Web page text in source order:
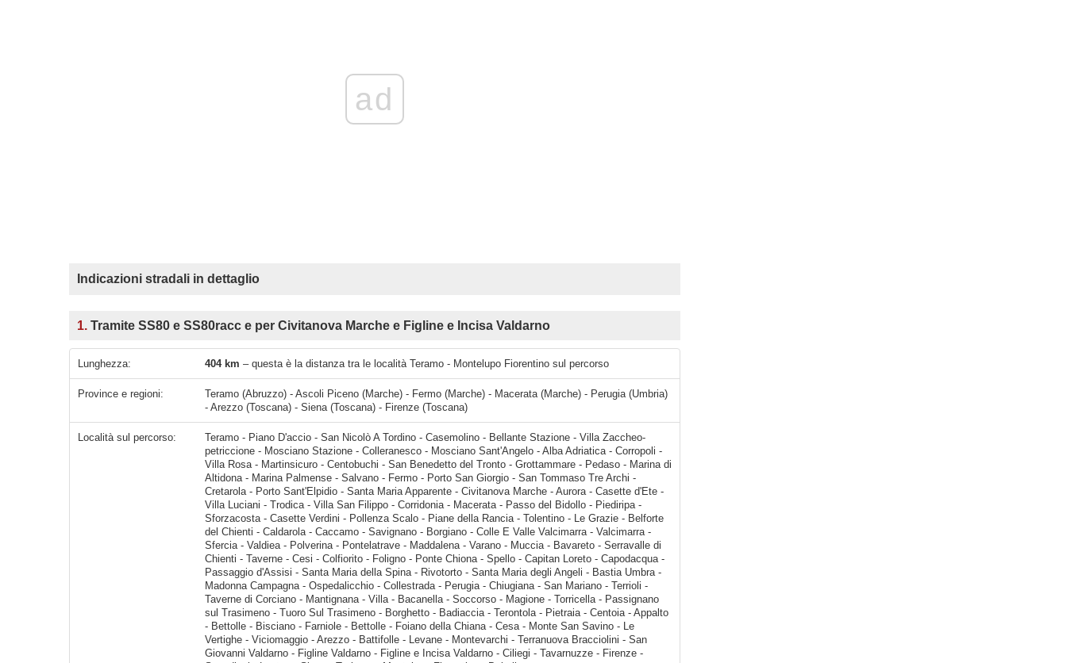
ad
Indicazioni stradali in dettaglio
1. Tramite SS80 e SS80racc e per Civitanova Marche e Figline e Incisa Valdarno
Lunghezza: 404 km – questa è la distanza tra le località Teramo - Montelupo Fiorentino sul percorso
Province e regioni:
Teramo (Abruzzo) - Ascoli Piceno (Marche) - Fermo (Marche) - Macerata (Marche) - Perugia (Umbria)
- Arezzo (Toscana) - Siena (Toscana) - Firenze (Toscana)
Località sul percorso: Teramo - Piano D'accio - San Nicolò A Tordino - Casemolino - Bellante Stazione - Villa Zaccheo-petriccione - Mosciano Stazione - Colleranesco - Mosciano Sant'Angelo - Alba Adriatica - Corropoli - Villa Rosa - Martinsicuro - Centobuchi - San Benedetto del Tronto - Grottammare - Pedaso - Marina di Altidona - Marina Palmense - Salvano - Fermo - Porto San Giorgio - San Tommaso Tre Archi - Cretarola - Porto Sant'Elpidio - Santa Maria Apparente - Civitanova Marche - Aurora - Casette d'Ete - Villa Luciani - Trodica - Villa San Filippo - Corridonia - Macerata - Passo del Bidollo - Piediripa - Sforzacosta